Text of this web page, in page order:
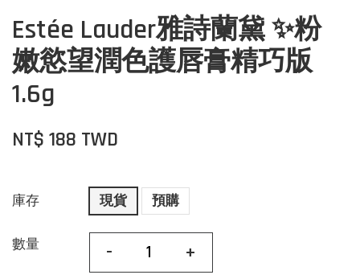
Estée Lauder雅詩蘭黛 ✨粉
嫩慾望潤色護唇膏精巧版
1.6g
NT$ 188 TWD
庫存 現貨 預購
數量 - +